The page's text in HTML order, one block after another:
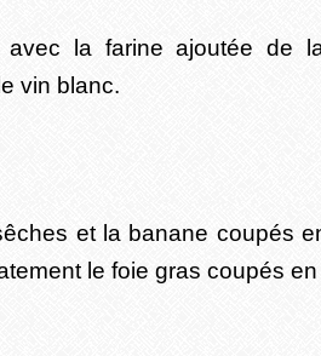
la farine ajoutée de
vin blanc.
et la banane coupés
le foie gras coupés